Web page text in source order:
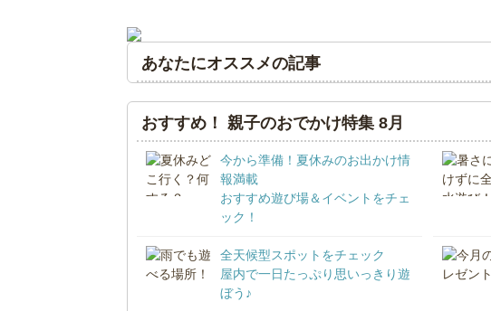
あなたにオススメの記事
おすすめ！ 親子のおでかけ特集 8月
今から準備！夏休みのお出かけ情
報満載
おすすめ遊び場＆イベントをチェ
ック！
全天候型スポットをチェック
屋内で一日たっぷり思いっきり遊
ぼう♪